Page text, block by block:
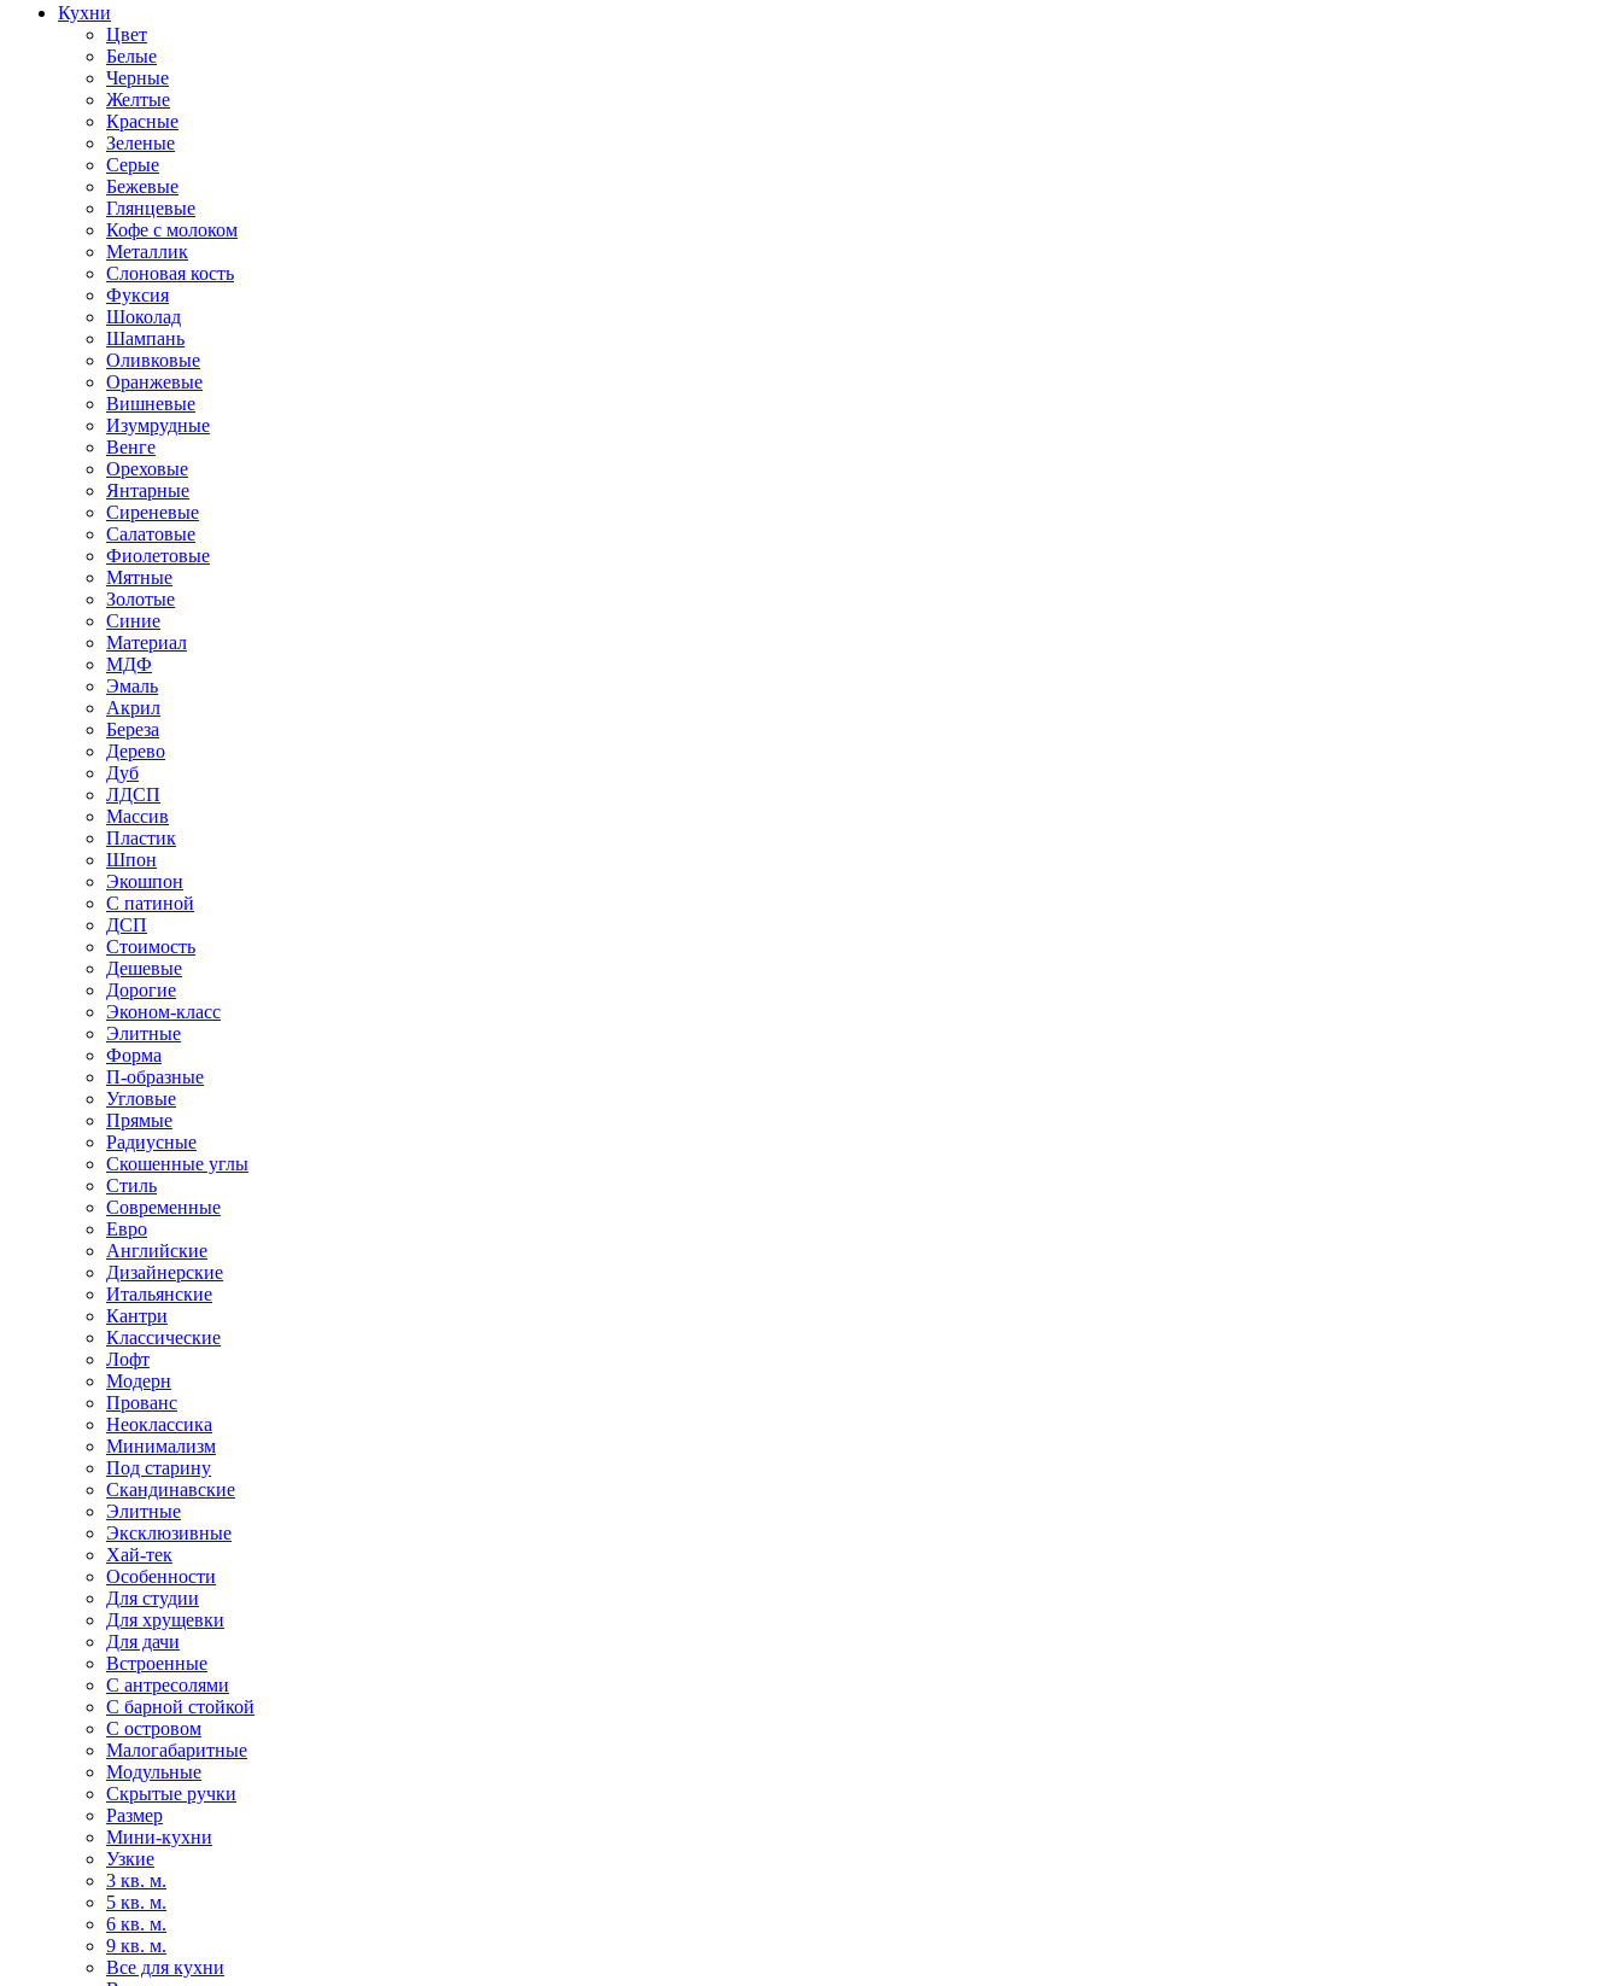
Кухни
Цвет
Белые
Черные
Желтые
Красные
Зеленые
Серые
Бежевые
Глянцевые
Кофе с молоком
Металлик
Слоновая кость
Фуксия
Шоколад
Шампань
Оливковые
Оранжевые
Вишневые
Изумрудные
Венге
Ореховые
Янтарные
Сиреневые
Салатовые
Фиолетовые
Мятные
Золотые
Синие
Материал
МДФ
Эмаль
Акрил
Береза
Дерево
Дуб
ЛДСП
Массив
Пластик
Шпон
Экошпон
С патиной
ДСП
Стоимость
Дешевые
Дорогие
Эконом-класс
Элитные
Форма
П-образные
Угловые
Прямые
Радиусные
Скошенные углы
Стиль
Современные
Евро
Английские
Дизайнерские
Итальянские
Кантри
Классические
Лофт
Модерн
Прованс
Неоклассика
Минимализм
Под старину
Скандинавские
Элитные
Эксклюзивные
Хай-тек
Особенности
Для студии
Для хрущевки
Для дачи
Встроенные
С антресолями
С барной стойкой
С островом
Малогабаритные
Модульные
Скрытые ручки
Размер
Мини-кухни
Узкие
3 кв. м.
5 кв. м.
6 кв. м.
9 кв. м.
Все для кухни